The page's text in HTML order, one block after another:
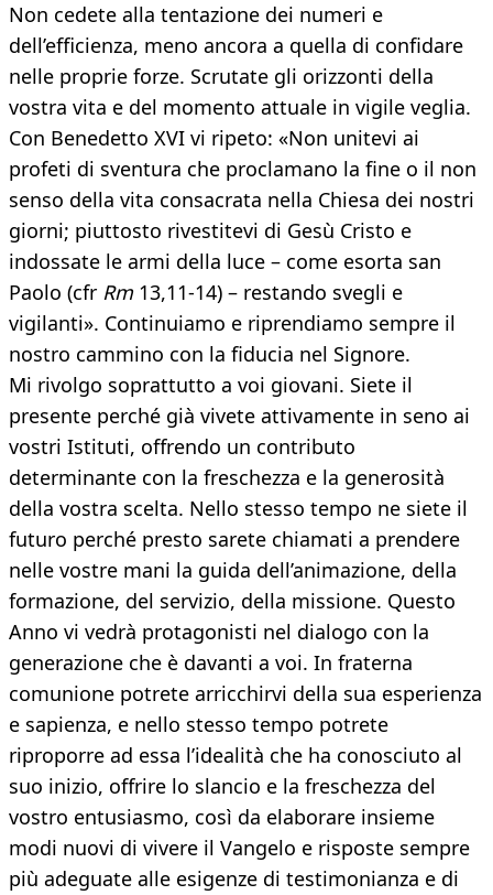
Non cedete alla tentazione dei numeri e
dell’efficienza, meno ancora a quella di confidare
nelle proprie forze. Scrutate gli orizzonti della
vostra vita e del momento attuale in vigile veglia.
Con Benedetto XVI vi ripeto: «Non unitevi ai
profeti di sventura che proclamano la fine o il non
senso della vita consacrata nella Chiesa dei nostri
giorni; piuttosto rivestitevi di Gesù Cristo e
indossate le armi della luce – come esorta san
Paolo (cfr Rm 13,11-14) – restando svegli e
vigilanti». Continuiamo e riprendiamo sempre il
nostro cammino con la fiducia nel Signore.
Mi rivolgo soprattutto a voi giovani. Siete il
presente perché già vivete attivamente in seno ai
vostri Istituti, offrendo un contributo
determinante con la freschezza e la generosità
della vostra scelta. Nello stesso tempo ne siete il
futuro perché presto sarete chiamati a prendere
nelle vostre mani la guida dell’animazione, della
formazione, del servizio, della missione. Questo
Anno vi vedrà protagonisti nel dialogo con la
generazione che è davanti a voi. In fraterna
comunione potrete arricchirvi della sua esperienza
e sapienza, e nello stesso tempo potrete
riproporre ad essa l’idealità che ha conosciuto al
suo inizio, offrire lo slancio e la freschezza del
vostro entusiasmo, così da elaborare insieme
modi nuovi di vivere il Vangelo e risposte sempre
più adeguate alle esigenze di testimonianza e di